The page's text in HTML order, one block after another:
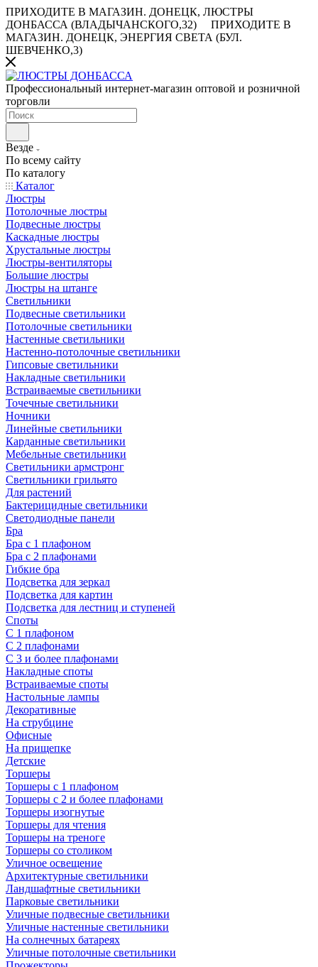
ПРИХОДИТЕ В МАГАЗИН. ДОНЕЦК, ЛЮСТРЫ
ДОНБАССА (ВЛАДЫЧАНСКОГО,32)
ПРИХОДИТЕ В
МАГАЗИН. ДОНЕЦК, ЭНЕРГИЯ СВЕТА (БУЛ.
ШЕВЧЕНКО,3)
Профессиональный интернет-магазин оптовой и розничной
торговли
Везде
По всему сайту
По каталогу
Каталог
Люстры
Потолочные люстры
Подвесные люстры
Каскадные люстры
Хрустальные люстры
Люстры-вентиляторы
Большие люстры
Люстры на штанге
Светильники
Подвесные светильники
Потолочные светильники
Настенные светильники
Настенно-потолочные светильники
Гипсовые светильники
Накладные светильники
Встраиваемые светильники
Точечные светильники
Ночники
Линейные светильники
Карданные светильники
Мебельные светильники
Светильники армстронг
Светильники грильято
Для растений
Бактерицидные светильники
Светодиодные панели
Бра
Бра с 1 плафоном
Бра с 2 плафонами
Гибкие бра
Подсветка для зеркал
Подсветка для картин
Подсветка для лестниц и ступеней
Споты
С 1 плафоном
С 2 плафонами
С 3 и более плафонами
Накладные споты
Встраиваемые споты
Настольные лампы
Декоративные
На струбцине
Офисные
На прищепке
Детские
Торшеры
Торшеры с 1 плафоном
Торшеры с 2 и более плафонами
Торшеры изогнутые
Торшеры для чтения
Торшеры на треноге
Торшеры со столиком
Уличное освещение
Архитектурные светильники
Ландшафтные светильники
Парковые светильники
Уличные подвесные светильники
Уличные настенные светильники
На солнечных батареях
Уличные потолочные светильники